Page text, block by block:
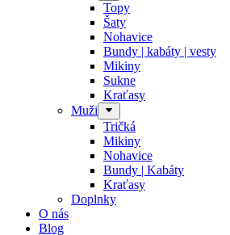
Topy
Šaty
Nohavice
Bundy | kabáty | vesty
Mikiny
Sukne
Kraťasy
Muži
Tričká
Mikiny
Nohavice
Bundy | Kabáty
Kraťasy
Doplnky
O nás
Blog